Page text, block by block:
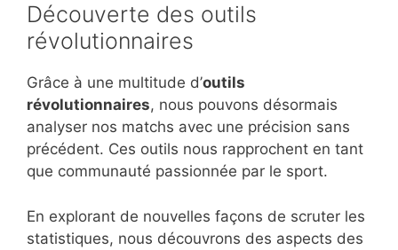
Découverte des outils
révolutionnaires
Grâce à une multitude d’outils
révolutionnaires, nous pouvons désormais
analyser nos matchs avec une précision sans
précédent. Ces outils nous rapprochent en tant
que communauté passionnée par le sport.
En explorant de nouvelles façons de scruter les
statistiques, nous découvrons des aspects des